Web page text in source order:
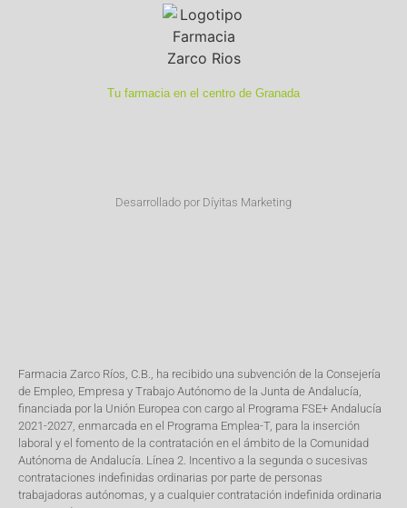
Tu farmacia en el centro de Granada
Desarrollado por Díyitas Marketing
Farmacia Zarco Ríos, C.B., ha recibido una subvención de la Consejería
de Empleo, Empresa y Trabajo Autónomo de la Junta de Andalucía,
financiada por la Unión Europea con cargo al Programa FSE+ Andalucía
2021-2027, enmarcada en el Programa Emplea-T, para la inserción
laboral y el fomento de la contratación en el ámbito de la Comunidad
Autónoma de Andalucía. Línea 2. Incentivo a la segunda o sucesivas
contrataciones indefinidas ordinarias por parte de personas
trabajadoras autónomas, y a cualquier contratación indefinida ordinaria